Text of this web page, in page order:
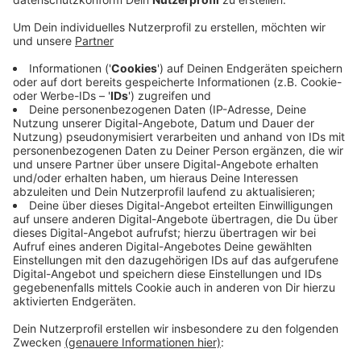
Das war in Lohmar, Neunkirchen-Seelscheid und in
Ruppicheroth. Dabei war der mutmaßliche Betrüger
mal mit einem weißen Ford Ka, mml mit einem grauen
Ford Focus und auch mit einem weißen Mercedes
Sprinter unterwegs. Die Autos hatte jeweils
Kennzeichen, die vorher woanders geklaut worden
waren. Es gibt Bilder des Verdächtigen aus einer
Überwachungskamera. Mitihnenwird jetzt nach dem
Mann gefahndet.
Anzeige